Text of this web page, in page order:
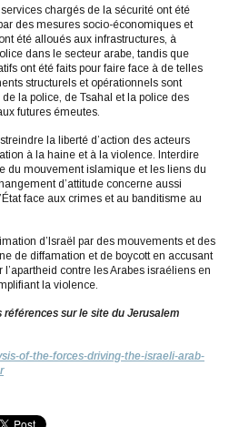
chargés de la sécurité ont été
des mesures socio-économiques et
été alloués aux infrastructures, à
dans le secteur arabe, tandis que
ont été faits pour faire face à de telles
structurels et opérationnels sont
la police, de Tsahal et la police des
futures émeutes.
la liberté d’action des acteurs
à la haine et à la violence. Interdire
du mouvement islamique et les liens du
d’attitude concerne aussi
face aux crimes et au banditisme au
d’Israël par des mouvements et des
de diffamation et de boycott en accusant
contre les Arabes israéliens en
la violence.
références sur le site du Jerusalem
of-the-forces-driving-the-israeli-arab-